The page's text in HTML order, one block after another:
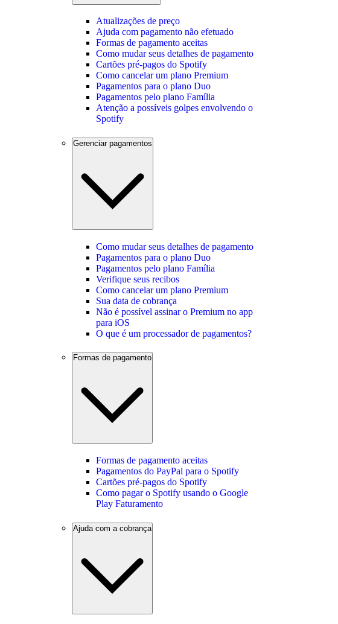
Atualizações de preço
Ajuda com pagamento não efetuado
Formas de pagamento aceitas
Como mudar seus detalhes de pagamento
Cartões pré-pagos do Spotify
Como cancelar um plano Premium
Pagamentos para o plano Duo
Pagamentos pelo plano Família
Atenção a possíveis golpes envolvendo o
Spotify
Gerenciar pagamentos
Como mudar seus detalhes de pagamento
Pagamentos para o plano Duo
Pagamentos pelo plano Família
Verifique seus recibos
Como cancelar um plano Premium
Sua data de cobrança
Não é possível assinar o Premium no app
para iOS
O que é um processador de pagamentos?
Formas de pagamento
Formas de pagamento aceitas
Pagamentos do PayPal para o Spotify
Cartões pré-pagos do Spotify
Como pagar o Spotify usando o Google
Play Faturamento
Ajuda com a cobrança